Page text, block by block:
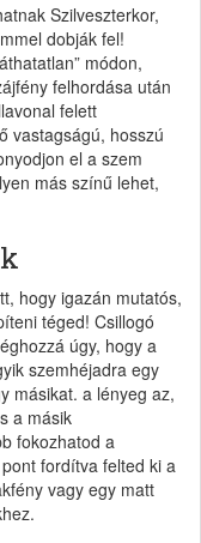
Szilveszterkor,
dobják fel!
módon,
felhordása után
felett
vastagságú, hosszú
el a szem
más színű lehet,
hogy igazán mutatós,
téged! Csillogó
úgy, hogy a
szemhéjadra egy
másikat. a lényeg az,
a másik
fokozhatod a
fordítva felted ki a
vagy egy matt